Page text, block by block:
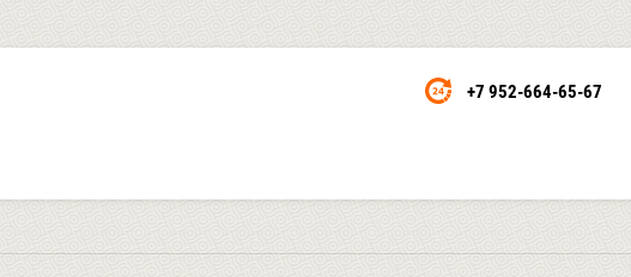
+7 952-664-65-67